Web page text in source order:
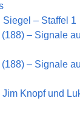
Siegel – Staffel 1
– Signale
– Signale
Jim Knopf und